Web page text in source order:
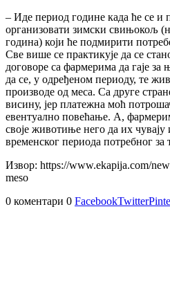
– Иде период године када ће се и
организовати зимски свињокољ
година) који ће подмирити
Све више се практикује да се
договоре са фармерима да гаје
да се, у одређеном периоду, те
производе од меса. Са друге
висину, јер платежна моћ
евентуално повећање. А,
своје животиње него да их
временског периода потребног
Извор: https://www.ekapija.com/
meso
0 коментари 0 FacebookTwitter